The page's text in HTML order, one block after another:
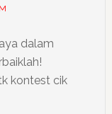
dalam
kontest cik